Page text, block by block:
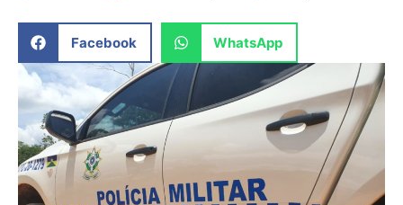
Facebook WhatsApp